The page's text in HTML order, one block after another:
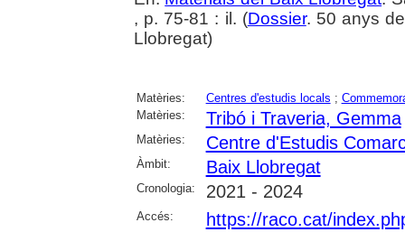
, p. 75-81 : il. (Dossier. 50 anys
Llobregat)
Matèries: Centres d'estudis locals ;
Matèries:
Tribó i Traveria, Gemma
Matèries: Centre d'Estudis
Àmbit: Baix Llobregat
Cronologia: 2021 - 2024
Accés: https://raco.cat/